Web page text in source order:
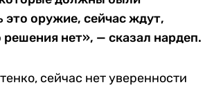
это оружие, сейчас ждут,
решения нет», — сказал нардеп.
сейчас нет уверенности